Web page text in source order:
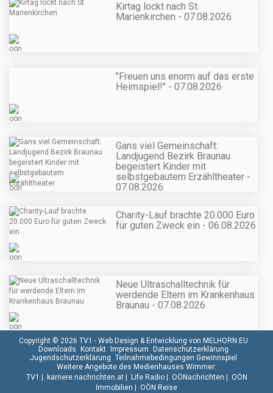
Kirtag lockt nach St.
Marienkirchen - 07.08.2026
"Freuen uns enorm auf das erste
Heimspiel!" - 07.08.2026
Gans viel Gemeinschaft:
Landjugend Bezirk Braunau
begeistert Kinder mit
selbstgebautem Erzähltheater -
07.08.2026
Charity-Lauf brachte 20.000 Euro
für guten Zweck ein - 06.08.2026
Neue Ultraschalltechnik für
werdende Eltern im Krankenhaus
Braunau - 07.08.2026
Copyright © 2026 TV1 - Web Design & Entwicklung von MELHORN.EU
Downloads
Kontakt Impressum
Datenschutzerklärung
Jugendschutzerklärung Teilnahmebedingungen Gewinnspiel
Weitere Angebote des Medienhauses Wimmer:
TV1
karriere.nachrichten.at| Life Radio| OÖNachrichten
OÖN
Immobilien
OÖN Reise